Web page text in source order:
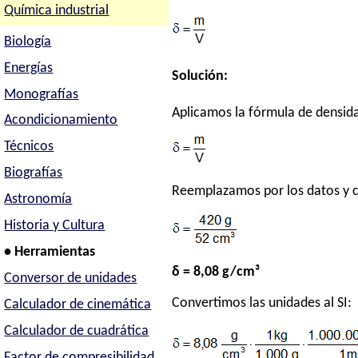
Química industrial
Biología
Energías
Monografías
Acondicionamiento
Técnicos
Biografías
Astronomía
Historia y Cultura
• Herramientas
Conversor de unidades
Calculador de cinemática
Calculador de cuadrática
Solución:
Aplicamos la fórmula de
Reemplazamos por los datos y
δ = 8,08 g/cm³
Convertimos las unidades al SI: